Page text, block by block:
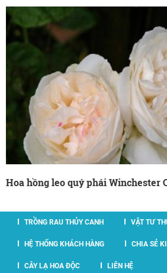
Hoa hồng leo quý phái Winchester
TRỒNG RAU THỦY CANH VẬT TƯ
HỆ THỐNG KHÁCH HÀNG CHIA SẺ
CÂY LẠ HOA ĐỘC LIÊN HỆ